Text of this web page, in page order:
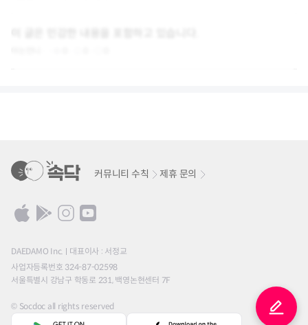
커뮤니티 수칙 제휴 문의
DAEDAMO Inc.
대표이사 : 서정교
사업자등록번호 324-87-02598
서울특별시 강남구 학동로 231, 백영논현센터 7F
© Socdoc all rights reserved